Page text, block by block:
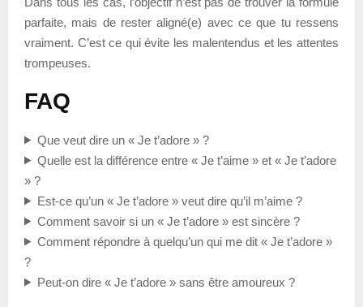
parfaite, mais de rester aligné(e) avec ce que tu ressens
vraiment. C’est ce qui évite les malentendus et les attentes
trompeuses.
FAQ
Que veut dire un « Je t’adore » ?
Quelle est la différence entre « Je t’aime » et « Je t’adore
» ?
Est-ce qu’un « Je t’adore » veut dire qu’il m’aime ?
Comment savoir si un « Je t’adore » est sincère ?
Comment répondre à quelqu’un qui me dit « Je t’adore »
?
Peut-on dire « Je t’adore » sans être amoureux ?